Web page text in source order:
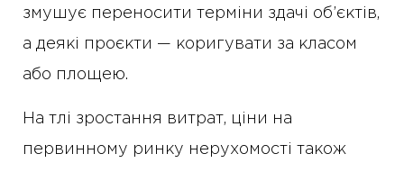
змушує переносити терміни здачі об’єктів,
а деякі проєкти — коригувати за класом
або площею.
На тлі зростання витрат, ціни на
первинному ринку нерухомості також